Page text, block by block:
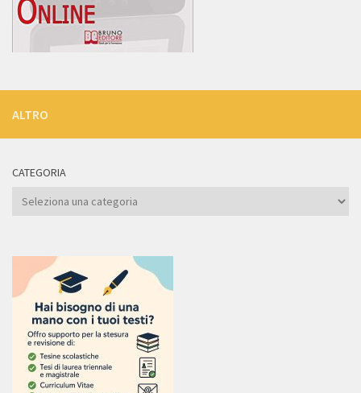
ALTRO
CATEGORIA
Categoria